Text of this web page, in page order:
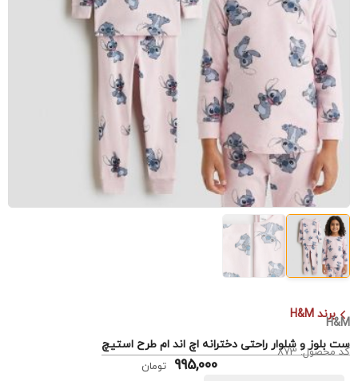
برند H&M
H&M
ست بلوز و شلوار راحتی دخترانه اچ اند ام طرح استیچ
کد محصول: 873
995,000
تومان